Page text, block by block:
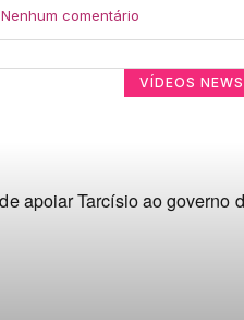
Nenhum comentário
VÍDEOS NEWS